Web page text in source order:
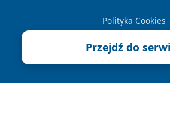
Polityka Cookies
Przejdź do